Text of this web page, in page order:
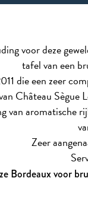
voor deze
tafel van een
die een zeer
Château
van aromatische
Zeer
Bordeaux voor